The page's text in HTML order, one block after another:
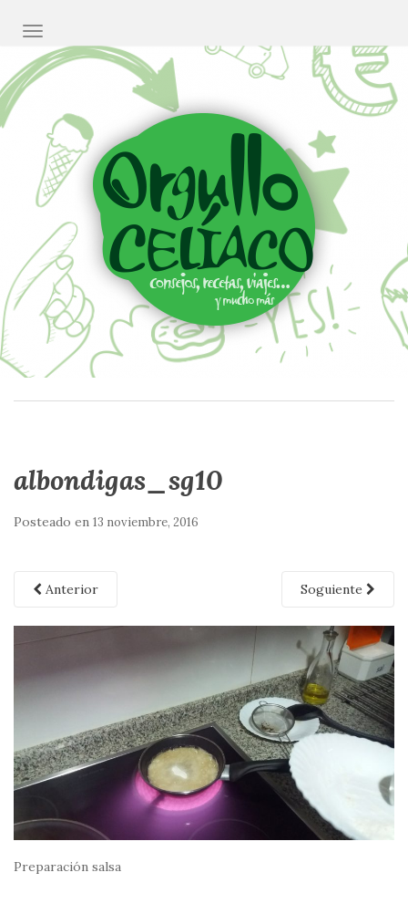
CAMBIAR NAVEGACIÓN
albondigas_sg10
Posteado en 13 noviembre, 2016
Anterior Soguiente
Preparación salsa